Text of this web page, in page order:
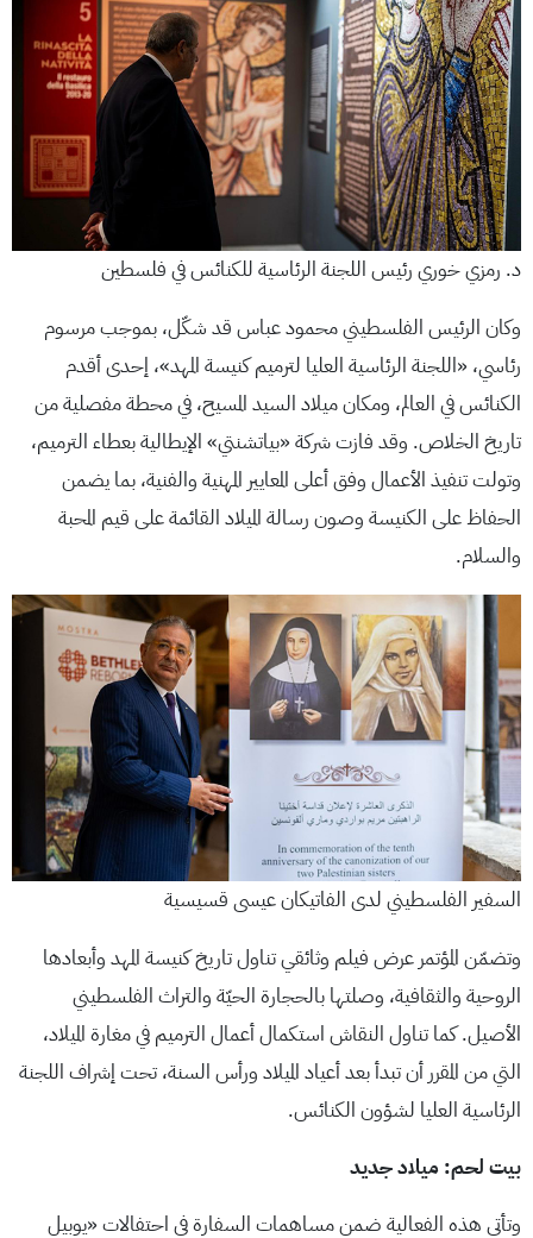
د. رمزي خوري رئيس اللجنة الرئاسية للكنائس في فلسطين
وكان الرئيس الفلسطيني محمود عباس قد شكّل، بموجب مرسوم
رئاسي، «اللجنة الرئاسية العليا لترميم كنيسة المهد»، إحدى أقدم
الكنائس في العالم، ومكان ميلاد السيد المسيح، في محطة مفصلية من
تاريخ الخلاص. وقد فازت شركة «بياتشنتي» الإيطالية بعطاء الترميم،
وتولت تنفيذ الأعمال وفق أعلى المعايير المهنية والفنية، بما يضمن
الحفاظ على الكنيسة وصون رسالة الميلاد القائمة على قيم المحبة
والسلام.
السفير الفلسطيني لدى الفاتيكان عيسى قسيسية
وتضمّن المؤتمر عرض فيلم وثائقي تناول تاريخ كنيسة المهد وأبعادها
الروحية والثقافية، وصلتها بالحجارة الحيّة والتراث الفلسطيني
الأصيل. كما تناول النقاش استكمال أعمال الترميم في مغارة الميلاد،
التي من المقرر أن تبدأ بعد أعياد الميلاد ورأس السنة، تحت إشراف اللجنة
الرئاسية العليا لشؤون الكنائس.
بيت لحم: ميلاد جديد
وتأتي هذه الفعالية ضمن مساهمات السفارة في احتفالات «يوبيل